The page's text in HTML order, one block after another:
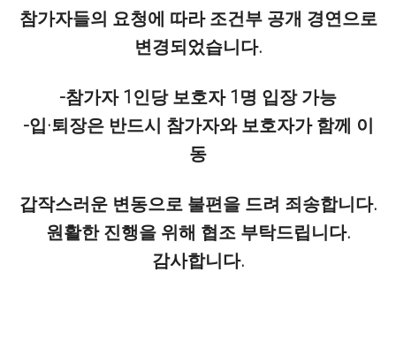
참가자들의 요청에 따라 조건부 공개 경연으로
변경되었습니다.
-참가자 1인당 보호자 1명 입장 가능
-입·퇴장은 반드시 참가자와 보호자가 함께 이
동
갑작스러운 변동으로 불편을 드려 죄송합니다.
원활한 진행을 위해 협조 부탁드립니다.
감사합니다.